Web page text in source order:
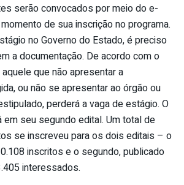
serão convocados por meio do e-
de sua inscrição no programa.
no Governo do Estado, é preciso
a documentação. De acordo com o
que não apresentar a
ou não se apresentar ao órgão ou
perderá a vaga de estágio. O
em seu segundo edital. Um total de
se inscreveu para os dois editais – o
inscritos e o segundo, publicado
interessados.